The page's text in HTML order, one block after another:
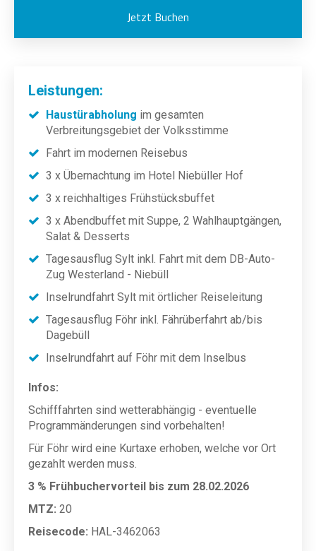
Jetzt Buchen
Leistungen:
Haustürabholung im gesamten
Verbreitungsgebiet der Volksstimme
Fahrt im modernen Reisebus
3 x Übernachtung im Hotel Niebüller Hof
3 x reichhaltiges Frühstücksbuffet
3 x Abendbuffet mit Suppe, 2 Wahlhauptgängen,
Salat & Desserts
Tagesausflug Sylt inkl. Fahrt mit dem DB-Auto-
Zug Westerland - Niebüll
Inselrundfahrt Sylt mit örtlicher Reiseleitung
Tagesausflug Föhr inkl. Fährüberfahrt ab/bis
Dagebüll
Inselrundfahrt auf Föhr mit dem Inselbus
Infos:
Schifffahrten sind wetterabhängig - eventuelle
Programmänderungen sind vorbehalten!
Für Föhr wird eine Kurtaxe erhoben, welche vor Ort
gezahlt werden muss.
3 % Frühbuchervorteil bis zum 28.02.2026
MTZ: 20
Reisecode: HAL-3462063